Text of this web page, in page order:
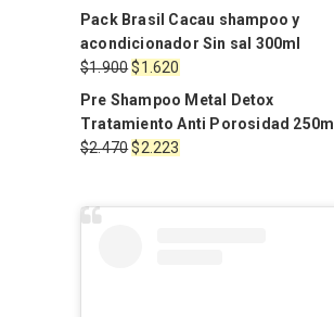
precio
original
era:
$4.950.
actual
es:
$4.500.
Pack Brasil Cacau shampoo y
acondicionador Sin sal 300ml
$1.900El
original
era:
$1.900.
$1.620
precio
actual
es:
$1.620.
Pre Shampoo Metal Detox
Tratamiento Anti Porosidad 250ml
$2.470El
$2.223